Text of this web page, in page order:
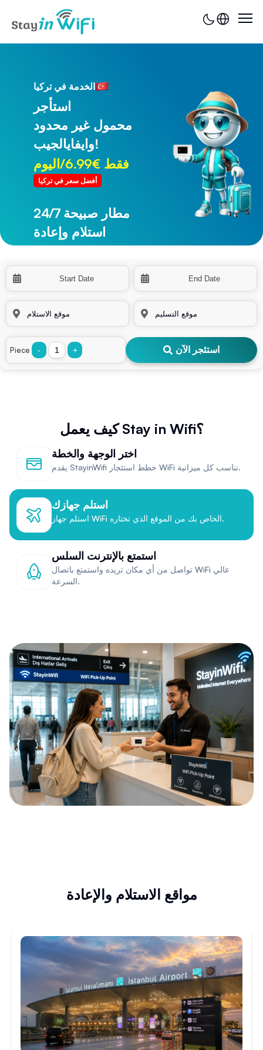
الخدمة في تركيا
استأجر
محمول غير محدود
وايفايالجيب!
فقط €6.99/اليوم
أفضل سعر في تركيا
24/7 مطار طرابزون
استلام وإعادة
Piece - + استئجر الآن
كيف يعمل Stay in Wifi؟
اختر الوجهة والخطة
يقدم StayinWifi خطط استئجار WiFi تناسب كل ميزانية.
استلم جهازك
استلم جهاز WiFi الخاص بك من الموقع الذي تختاره.
استمتع بالإنترنت السلس
تواصل من أي مكان تريده واستمتع باتصال WiFi عالي
السرعة.
مواقع الاستلام والإعادة